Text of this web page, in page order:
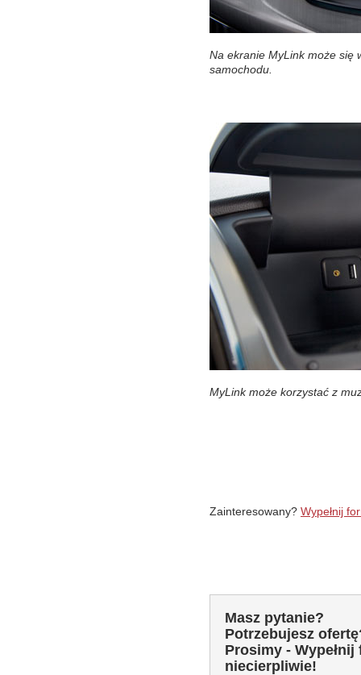
Na ekranie MyLink może się
samochodu.
MyLink może korzystać z
Zainteresowany? Wypełnij
Masz pytanie?
Potrzebujesz
Prosimy -
niecierpliwie!